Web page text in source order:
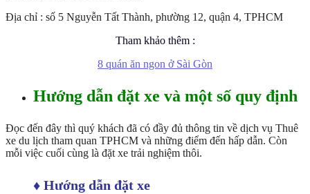
Địa chỉ : số 5 Nguyễn Tất Thành, phường 12, quận 4, TPHCM
Tham khảo thêm :
8 quán ăn ngon ở Sài Gòn
Hướng dẫn đặt xe và một số quy định
Đọc đến đây thì quý khách đã có đầy đủ thông tin về dịch vụ Thuê
xe du lịch tham quan TPHCM và những điểm đến hấp dẫn. Còn
mỗi việc cuối cùng là đặt xe trải nghiệm thôi.
♦ Hướng dẫn đặt xe